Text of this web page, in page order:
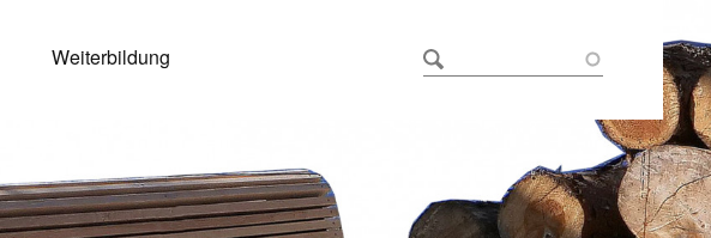
Weiterbildung